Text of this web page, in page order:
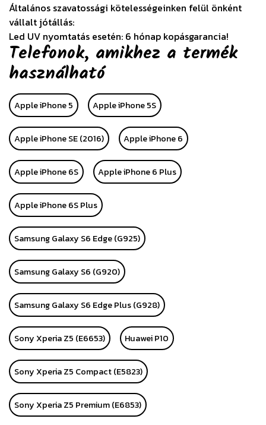
Általános szavatossági kötelességeinken felül önként
vállalt jótállás:
Led UV nyomtatás esetén: 6 hónap kopásgarancia!
Telefonok, amikhez a termék
használható
Apple iPhone 5 Apple iPhone 5S
Apple iPhone SE (2016) Apple iPhone 6
Apple iPhone 6S Apple iPhone 6 Plus
Apple iPhone 6S Plus
Samsung Galaxy S6 Edge (G925)
Samsung Galaxy S6 (G920)
Samsung Galaxy S6 Edge Plus (G928)
Sony Xperia Z5 (E6653) Huawei P10
Sony Xperia Z5 Compact (E5823)
Sony Xperia Z5 Premium (E6853)